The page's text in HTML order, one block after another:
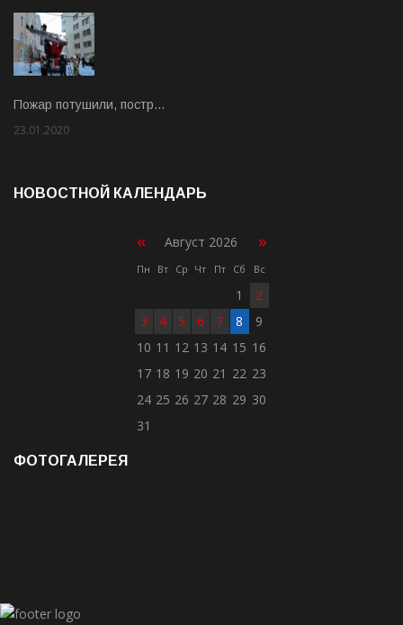
Пожар потушили, постр…
23.01.2020
НОВОСТНОЙ КАЛЕНДАРЬ
« Август 2026 »
Пн Вт Ср Чт Пт Сб Вс
1
2
3
4 5 6 7 8
9
10 11 12 13 14 15 16
17 18 19 20 21 22 23
24 25 26 27 28 29 30
31
ФОТОГАЛЕРЕЯ